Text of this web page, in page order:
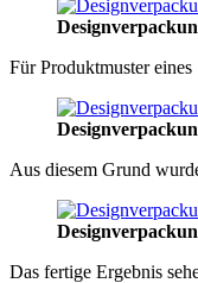
Für Produktmuster
Aus diesem Grund
Das fertige Ergebnis